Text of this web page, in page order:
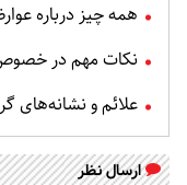
همه چیز درباره
نکات مهم در
علائم و
ارسال نظر